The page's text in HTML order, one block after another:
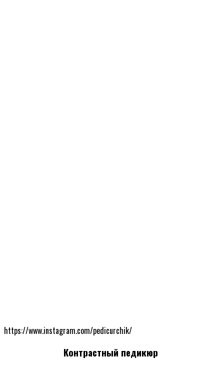
https://www.instagram.com/pedicurchik/
Контрастный педикюр